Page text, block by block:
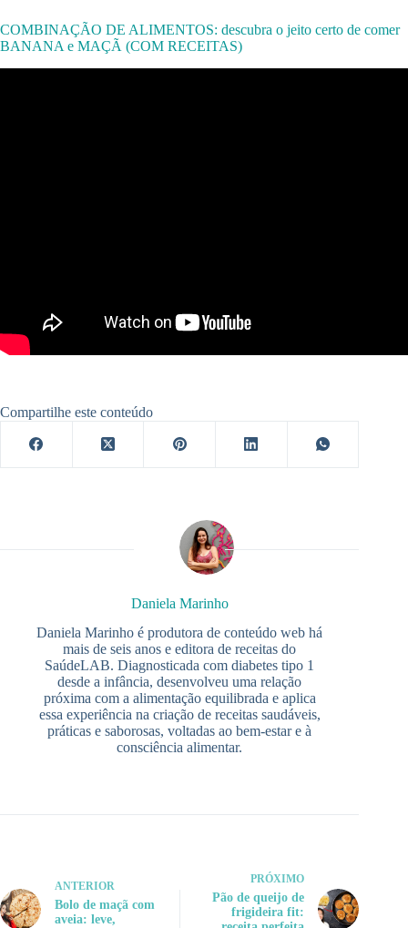
COMBINAÇÃO DE ALIMENTOS: descubra o jeito certo de comer
BANANA e MAÇÃ (COM RECEITAS)
Compartilhe este conteúdo
Daniela Marinho
Daniela Marinho é produtora de conteúdo web há
mais de seis anos e editora de receitas do
SaúdeLAB. Diagnosticada com diabetes tipo 1
desde a infância, desenvolveu uma relação
próxima com a alimentação equilibrada e aplica
essa experiência na criação de receitas saudáveis,
práticas e saborosas, voltadas ao bem-estar e à
consciência alimentar.
ANTERIOR
Bolo de maçã com
aveia: leve,
PRÓXIMO
Pão de queijo de
frigideira fit: